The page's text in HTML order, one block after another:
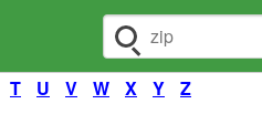
Dateiendung suchen
T U V W X Y Z